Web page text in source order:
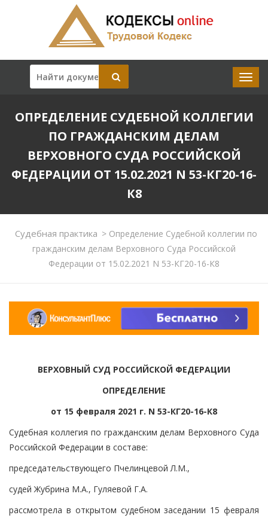
ОПРЕДЕЛЕНИЕ СУДЕБНОЙ КОЛЛЕГИИ
ПО ГРАЖДАНСКИМ ДЕЛАМ
ВЕРХОВНОГО СУДА РОССИЙСКОЙ
ФЕДЕРАЦИИ ОТ 15.02.2021 N 53-КГ20-16-
К8
Судебная практика > Определение Судебной коллегии по
гражданским делам Верховного Суда Российской
Федерации от 15.02.2021 N 53-КГ20-16-К8
ВЕРХОВНЫЙ СУД РОССИЙСКОЙ ФЕДЕРАЦИИ
ОПРЕДЕЛЕНИЕ
от 15 февраля 2021 г. N 53-КГ20-16-К8
Судебная коллегия по гражданским делам Верховного Суда
Российской Федерации в составе:
председательствующего Пчелинцевой Л.М.,
судей Жубрина М.А., Гуляевой Г.А.
рассмотрела в открытом судебном заседании 15 февраля